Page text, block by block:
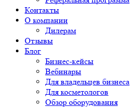
Контакты
О компании
Дилерам
Отзывы
Блог
Бизнес-кейсы
Вебинары
Для владельцев бизнеса
Для косметологов
Обзор оборудования